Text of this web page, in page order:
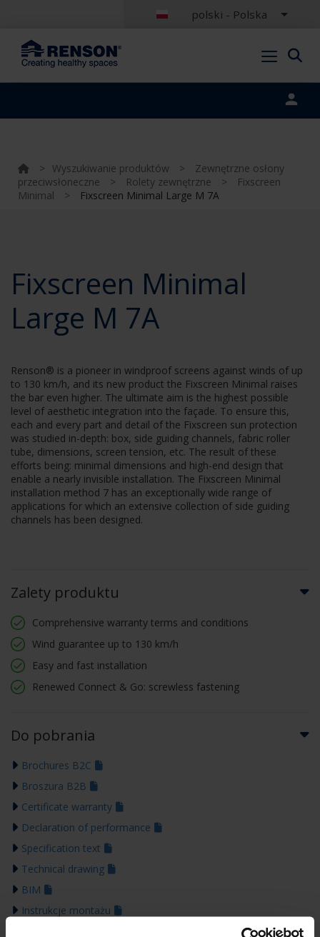
polski - Polska
> Wyszukiwanie produktów >
Zewnętrzne osłony
przeciwsłoneczne
> Rolety zewnętrzne >
Fixscreen
Minimal
> Fixscreen Minimal Large M 7A
Fixscreen Minimal
Large M 7A
Renson® is a pioneer in windproof screens against winds of up
to 130 km/h, and its new product the Fixscreen Minimal raises
the bar even higher. The ultimate aim is the highest possible
level of aesthetic integration into the façade. To ensure this,
each and every part and detail of the Fixscreen sun protection
was studied in-depth: box, side guiding channels, fabric roller
tube, dimensions, screen tension, etc. The result of these
efforts being: minimal dimensions and high-end design that
enable a nearly invisible installation. The Fixscreen Minimal
installation method 7 has an exceptionally wide range of
applications for which an extensive collection of side guiding
channels has been designed.
Zalety produktu
Comprehensive warranty terms and conditions
Wind guarantee up to 130 km/h
Easy and fast installation
Renewed Connect & Go: screwless fastening
Do pobrania
Brochures B2C
Broszura B2B
Certificate warranty
Declaration of performance
Specification text
Technical drawing
BIM
Instrukcje montażu